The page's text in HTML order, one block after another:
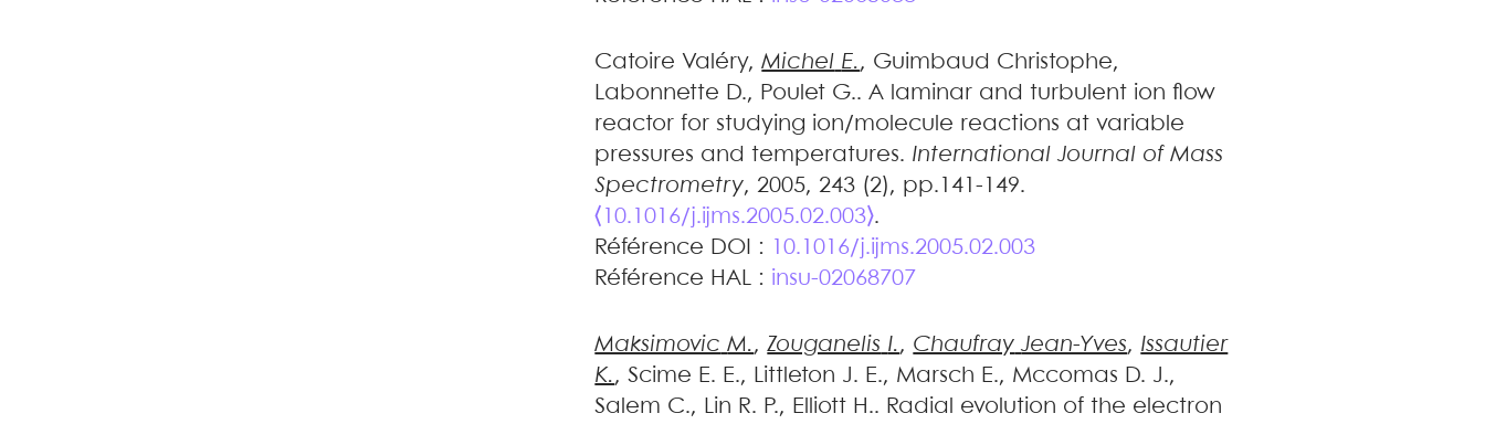
Catoire Valéry,Michel E., Guimbaud Christophe,
Labonnette D., Poulet G..A laminar and turbulent ion flow
reactor for studying ion/molecule reactions at variable
pressures and temperatures. International Journal of Mass
Spectrometry, 2005, 243 (2), pp.141-149.
⟨10.1016/j.ijms.2005.02.003⟩.
Référence DOI :
10.1016/j.ijms.2005.02.003
Référence HAL : insu-02068707
Maksimovic M.,Zouganelis I., Chaufray Jean-Yves, Issautier
K.,Scime E. E., Littleton J. E., Marsch E., Mccomas D. J.,
Salem C., Lin R. P., Elliott H.. Radial evolution of the electron